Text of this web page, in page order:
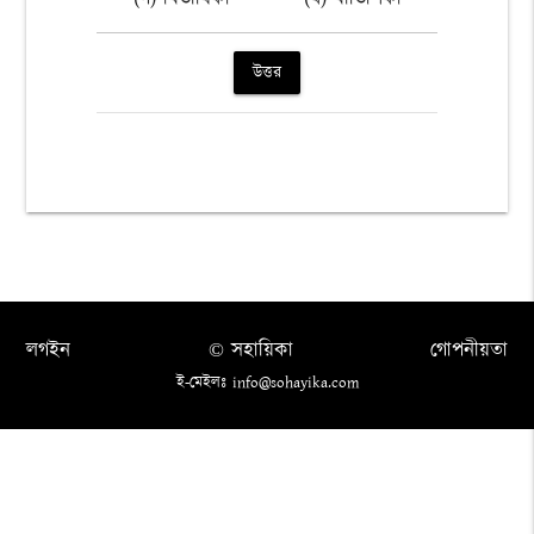
উত্তর
লগইন গোপনীয়তা
© সহায়িকা
ই-মেইলঃ info@sohayika.com